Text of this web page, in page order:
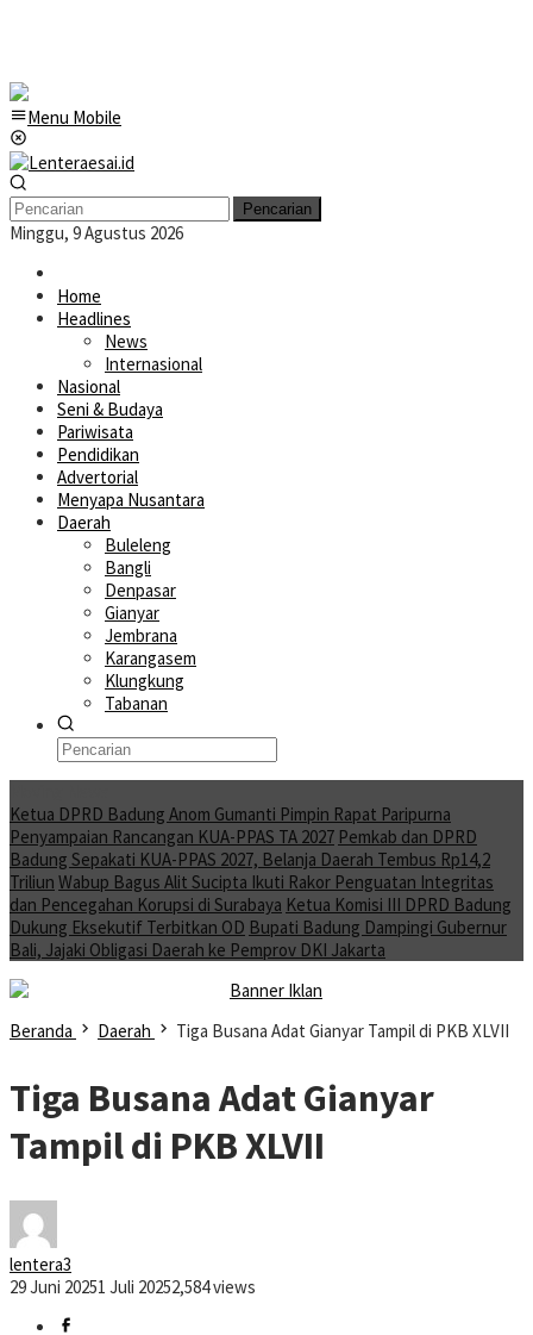
Menu Mobile
Pencarian
Minggu, 9 Agustus 2026
Home
Headlines
News
Internasional
Nasional
Seni & Budaya
Pariwisata
Pendidikan
Advertorial
Menyapa Nusantara
Daerah
Buleleng
Bangli
Denpasar
Gianyar
Jembrana
Karangasem
Klungkung
Tabanan
Ketua DPRD Badung Anom Gumanti Pimpin Rapat Paripurna
Penyampaian Rancangan KUA-PPAS TA 2027 Pemkab dan DPRD
Badung Sepakati KUA-PPAS 2027, Belanja Daerah Tembus Rp14,2
Triliun Wabup Bagus Alit Sucipta Ikuti Rakor Penguatan Integritas
dan Pencegahan Korupsi di Surabaya Ketua Komisi III DPRD Badung
Dukung Eksekutif Terbitkan OD Bupati Badung Dampingi Gubernur
Bali, Jajaki Obligasi Daerah ke Pemprov DKI Jakarta
Beranda Daerah Tiga Busana Adat Gianyar Tampil di PKB XLVII
Tiga Busana Adat Gianyar
Tampil di PKB XLVII
lentera3
29 Juni 20251 Juli 20252,584 views